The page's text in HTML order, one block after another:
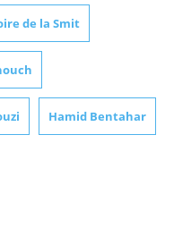
de la Smit
Hamid Bentahar